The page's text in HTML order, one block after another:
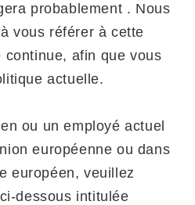
probablement . Nous
vous référer à cette
continue, afin que vous
actuelle.
ou un employé actuel
européenne ou dans
européen, veuillez
dessous intitulée